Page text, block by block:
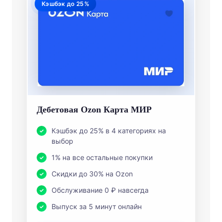
Кэшбэк до 25%
Дебетовая Ozon Карта МИР
Кэшбэк до 25% в 4 категориях на
выбор
1% на все остальные покупки
Скидки до 30% на Ozon
Обслуживание 0 ₽ навсегда
Выпуск за 5 минут онлайн